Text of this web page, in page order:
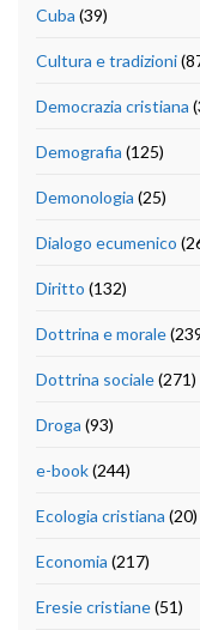
Cuba (39)
Cultura e tradizioni
Democrazia cristiana
Demografia (125)
Demonologia (25)
Dialogo ecumenico
Diritto (132)
Dottrina e morale
Dottrina sociale(271)
Droga (93)
e-book(244)
Ecologia cristiana (20)
Economia (217)
Eresie cristiane(51)